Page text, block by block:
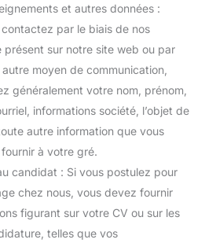
et autres données :
par le biais de nos
présent sur notre site web ou par
moyen de communication,
généralement votre nom, prénom,
informations société, l’objet de
autre information que vous
à votre gré.
candidat : Si vous postulez pour
chez nous, vous devez fournir
figurant sur votre CV ou sur les
telles que vos